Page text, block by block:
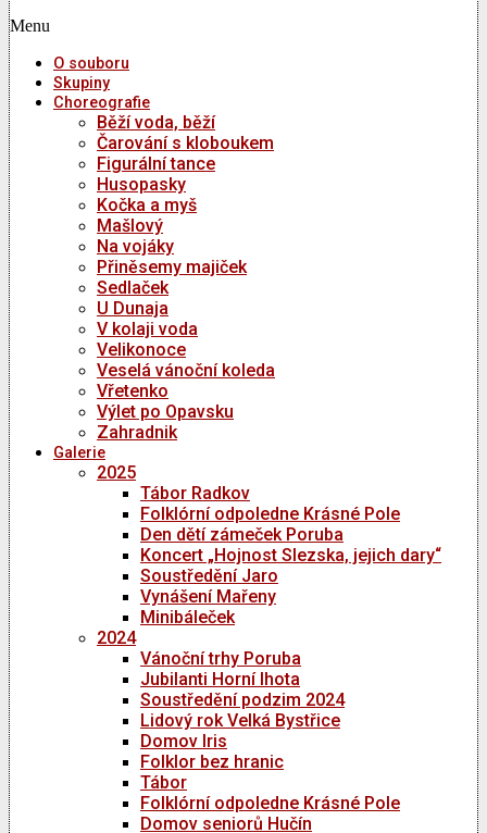
Menu
O souboru
Skupiny
Choreografie
Běží voda, běží
Čarování s kloboukem
Figurální tance
Husopasky
Kočka a myš
Mašlový
Na vojáky
Přiněsemy majiček
Sedlaček
U Dunaja
V kolaji voda
Velikonoce
Veselá vánoční koleda
Vřetenko
Výlet po Opavsku
Zahradnik
Galerie
2025
Tábor Radkov
Folklórní odpoledne Krásné Pole
Den dětí zámeček Poruba
Koncert „Hojnost Slezska, jejich dary“
Soustředění Jaro
Vynášení Mařeny
Minibáleček
2024
Vánoční trhy Poruba
Jubilanti Horní lhota
Soustředění podzim 2024
Lidový rok Velká Bystřice
Domov Iris
Folklor bez hranic
Tábor
Folklórní odpoledne Krásné Pole
Domov seniorů Hučín